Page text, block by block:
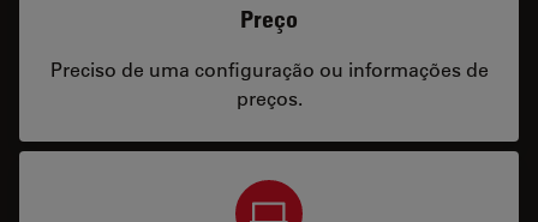
Preço
Preciso de uma configuração ou informações de
preços.